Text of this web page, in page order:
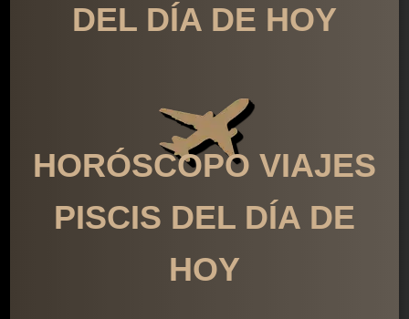
DEL DÍA DE HOY
HORÓSCOPO VIAJES
PISCIS DEL DÍA DE
HOY